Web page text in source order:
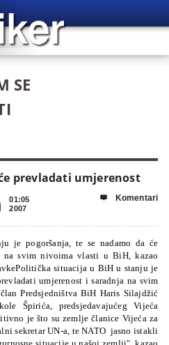
SE
prevladati umjerenost
01:05
2007
 Komentari
je pogoršanja, te se nadamo da će
na svim nivoima vlasti u BiH, kazao
situacija u BiH u stanju je
umjerenost i saradnja na svim
Predsjedništva BiH Haris Silajdžić
Špirića, predsjedavajućeg Vijeća
je što su zemlje članice Vijeća za
sekretar UN-a, te NATO jasno istakli